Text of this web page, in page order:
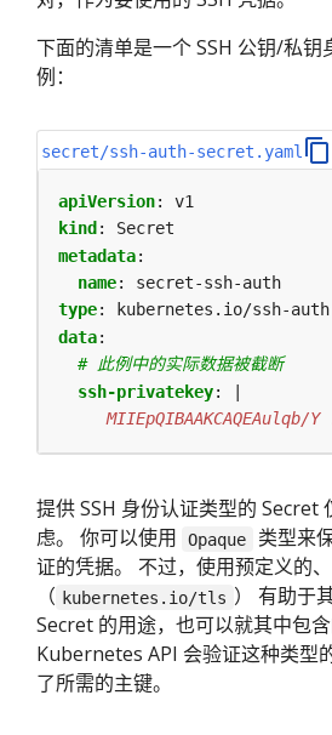
下面的清单是一个 SSH 公钥/私钥
例：
secret/ssh-auth-secret.yaml
apiVersion:
v1
kind :
Secret
metadata:
name:
secret-ssh-auth
type:
kubernetes.io/ssh-auth
data:
# 此例中的实际数据被截断
ssh-privatekey:
|
MIIEpQIBAAKCAQEAulqb/Y
提供 SSH 身份认证类型的 Secret
虑。 你可以使用
Opaque
类型来
证的凭据。 不过，使用预定义的
（ kubernetes.io/tls ） 有助于
Secret 的用途，也可以就其中包含
Kubernetes API 会验证这种类型
了所需的主键。